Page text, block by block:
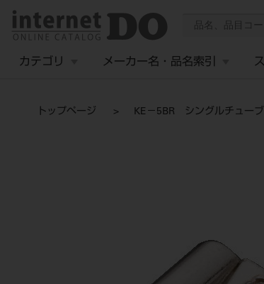
カテゴリ メーカー名・品名索引
トップページ KE－5BR シングルチュ